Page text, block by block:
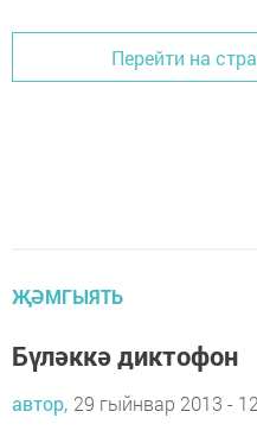
Перейти на
ҖӘМГЫЯТЬ
Бүләккә диктофон
автор, 29 гыйнвар 2013 -